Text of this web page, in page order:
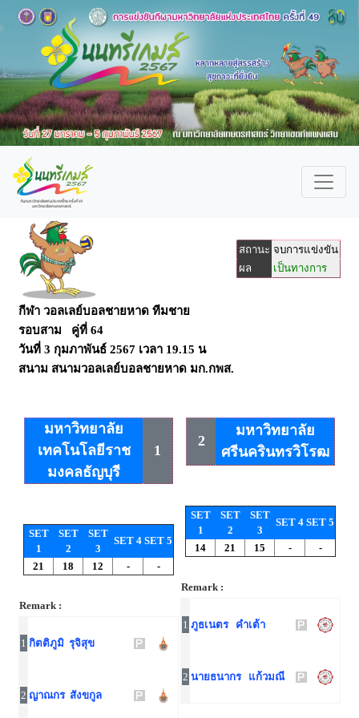
สถานะ จบการแข่งขัน
ผล
เป็นทางการ
กีฬา วอลเลย์บอลชายหาด ทีมชาย
รอบสาม คู่ที่ 64
วันที่ 3 กุมภาพันธ์ 2567 เวลา 19.15 น
สนาม สนามวอลเลย์บอลชายหาด มก.กพส.
มหาวิทยาลัย
เทคโนโลยีราช
มงคลธัญบุรี
1
SET
1
SET
2
SET
3
SET 4 SET 5
21 18 12 - -
Remark :
1 กิตติภูมิ รุจิสุข
2 ญาณกร สังขกูล
2
มหาวิทยาลัย
ศรีนครินทรวิโรฒ
SET
1
SET
2
SET
3
SET 4 SET 5
14 21 15 - -
Remark :
1 ภูธเนตร คำเต้า
2 นายธนากร แก้วมณี